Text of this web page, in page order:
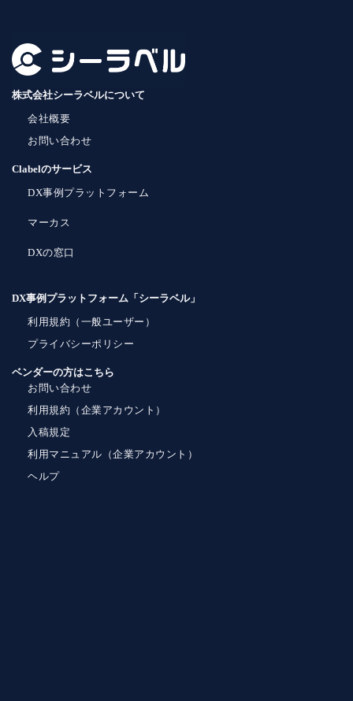
株式会社シーラベルについて
会社概要
お問い合わせ
Clabelのサービス
DX事例プラットフォーム
マーカス
DXの窓口
DX事例プラットフォーム「シーラベル」
利用規約（一般ユーザー）
プライバシーポリシー
ベンダーの方はこちら
お問い合わせ
利用規約（企業アカウント）
入稿規定
利用マニュアル（企業アカウント）
ヘルプ